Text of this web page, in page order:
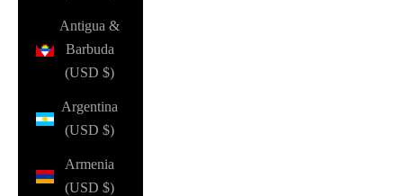
Antigua &
Barbuda
(USD $)
Argentina
(USD $)
Armenia
(USD $)